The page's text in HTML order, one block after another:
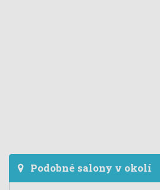
Podobné salony v okolí